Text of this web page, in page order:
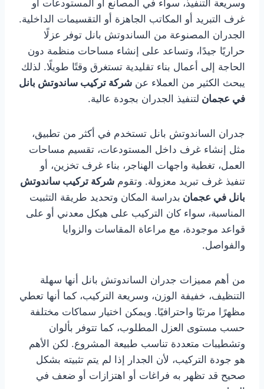
وسريعة التنفيذ، سواء في المصانع أو المستودعات أو
غرف التبريد أو المكاتب الجاهزة أو التقسيمات الداخلية.
الجدران المصنوعة من الساندوتش بانل توفر عزلًا
حراريًا جيدًا، وتساعد على إنشاء مساحات منظمة دون
الحاجة إلى أعمال بناء تقليدية تستغرق وقتًا طويلًا. لذلك
يبحث الكثير من العملاء عن شركة تركيب ساندوتش بانل
في عجمان لتنفيذ الجدران بجودة عالية.
جدران الساندوتش بانل تستخدم في أكثر من تطبيق،
مثل إنشاء غرف داخل المستودعات، تقسيم مساحات
العمل، تغطية واجهات الهناجر، بناء غرف تخزين، أو
تنفيذ غرف تبريد معزولة. وتقوم شركة تركيب ساندوتش
بانل في عجمان بدراسة المكان وتحديد طريقة التثبيت
المناسبة، سواء كان التركيب على هيكل معدني أو على
قواعد موجودة، مع مراعاة المقاسات والزوايا
والفواصل.
من أهم مميزات جدران الساندوتش بانل أنها سهلة
التنظيف، خفيفة الوزن، وسريعة التركيب، كما أنها تعطي
مظهرًا مرتبًا واحترافيًا. ويمكن اختيار سماكات مختلفة
حسب مستوى العزل المطلوب، كما تتوفر بألوان
وتشطيبات متعددة تناسب طبيعة المشروع. لكن الأهم
هو جودة التركيب، لأن الجدار إذا لم يتم تثبيته بشكل
صحيح قد تظهر به فراغات أو اهتزازات أو ضعف في